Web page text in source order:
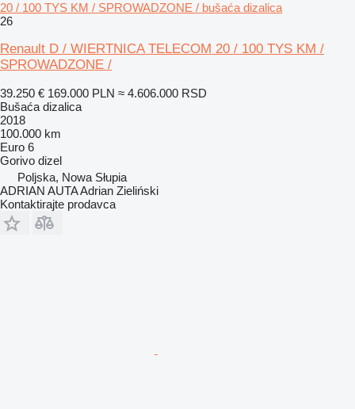
20 / 100 TYS KM / SPROWADZONE / bušaća dizalica
26
Renault D / WIERTNICA TELECOM 20 / 100 TYS KM /
SPROWADZONE /
39.250 € 169.000 PLN ≈ 4.606.000 RSD
Bušaća dizalica
2018
100.000 km
Euro 6
Gorivo dizel
Poljska, Nowa Słupia
ADRIAN AUTA Adrian Zieliński
Kontaktirajte prodavca